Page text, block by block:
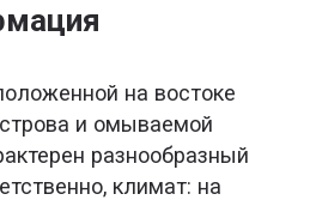
на востоке
и омываемой
разнообразный
климат: на